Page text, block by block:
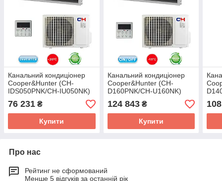
Канальний кондиціонер
Cooper&Hunter (CH-
IDS050PNK/CH-IU050NK)
76 231 ₴
Купити
Канальний кондиціонер
Cooper&Hunter (CH-
D160PNK/CH-U160NK)
124 843₴
Купити
Про нас
Рейтинг не сформований
Менше 5 відгуків за останній рік